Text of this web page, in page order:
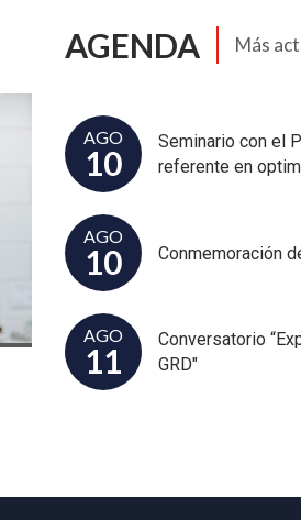
AGENDA Más
AGO
10
Seminario con el
referente en
AGO
10 Conmemoración
AGO
11
Conversatorio
GRD"